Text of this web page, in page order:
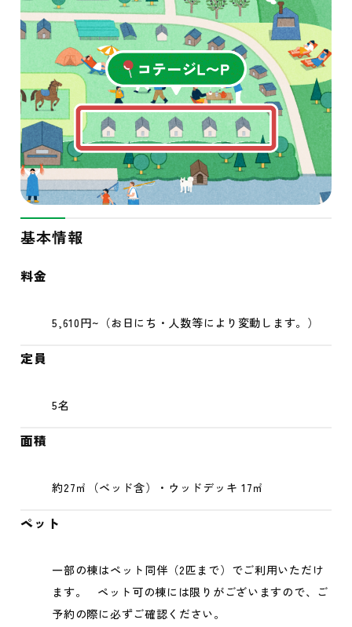
天体観測
朝ヨガ
施設について
遊び図鑑
アクセス
基本情報
料金
5,610円~（お日にち・人数等により変動します。）
定員
5名
面積
約27㎡（ベッド含）・ウッドデッキ 17㎡
ペット
一部の棟はペット同伴（2匹まで）でご利用いただけ
ます。 ペット可の棟には限りがございますので、ご
予約の際に必ずご確認ください。